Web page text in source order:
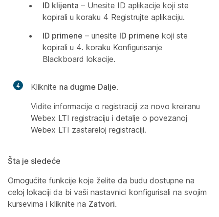
ID klijenta – Unesite ID aplikacije koji ste
kopirali u koraku 4 Registrujte aplikaciju.
ID primene – unesite ID primene koji ste
kopirali u 4. koraku Konfigurisanje
Blackboard lokacije.
4 Kliknite na dugme Dalje.
Vidite informacije o registraciji za novo kreiranu
Webex LTI registraciju i detalje o povezanoj
Webex LTI zastareloj registraciji.
Šta je sledeće
Omogućite funkcije koje želite da budu dostupne na
celoj lokaciji da bi vaši nastavnici konfigurisali na svojim
kursevima i kliknite na Zatvori.